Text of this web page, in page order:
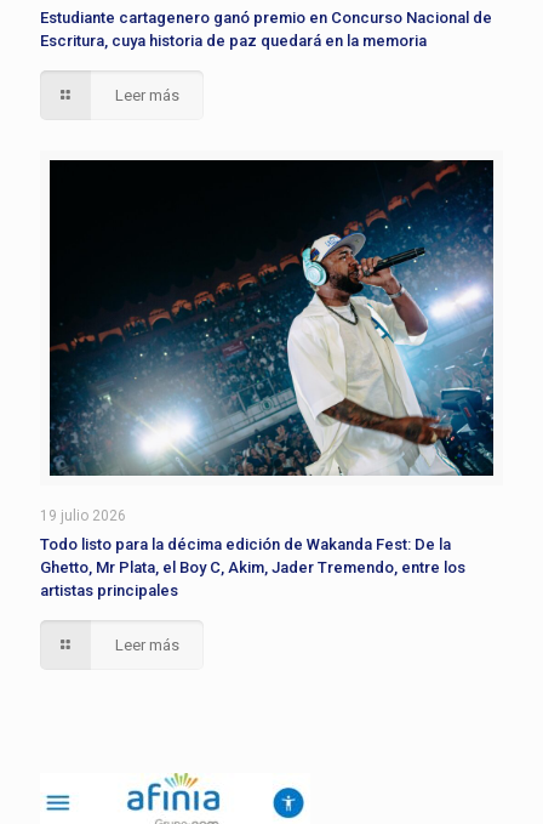
Estudiante cartagenero ganó premio en Concurso Nacional de
Escritura, cuya historia de paz quedará en la memoria
Leer más
19 julio 2026
Todo listo para la décima edición de Wakanda Fest: De la
Ghetto, Mr Plata, el Boy C, Akim, Jader Tremendo, entre los
artistas principales
Leer más